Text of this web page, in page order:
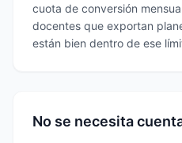
cuota de conversión
docentes que exportan
están bien dentro de ese
No se necesita